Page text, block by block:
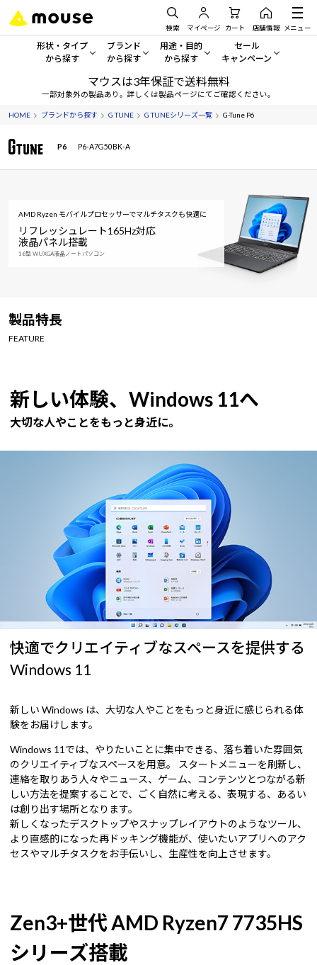
検索 マイページ カート 店舗情報 メニュー
形状・タイプ
から探す
形状・タイプから探す をすべてみる
デスクトップPC
ノートPC
ワークステーション
Windows 11
ブランド
から探す
mouse
G TUNE
NEXTGEAR
用途・目的
から探す
一般向けパソコン
ゲーミングPC・ゲーム向けパソコン
スペック/パーツ別
セール
キャンペーン
セール・キャンペー
期間限定セール
おすすめ目玉パソコン
今イチオシのパソコンをピ
Windows 11|Copilot+ PC
マウスは3年保証で送料無料
一部対象外の製品あり。詳しくは製品ページにてご確認ください。
HOME ブランドから探す G TUNE G TUNEシリーズ一覧 G-Tune P6
P6 P6-A7G50BK-A
AMD Ryzen モバイルプロセッサーでマルチタスクも快適に
リフレッシュレート165Hz対応
液晶パネル搭載
16型 WUXGA液晶ノートパソコン
製品特長
FEATURE
新しい体験、Windows 11へ
大切な人やことをもっと身近に。
快適でクリエイティブなスペースを提供する
Windows 11
新しい Windows は、大切な人やことをもっと身近に感じられる体
験をお届けします。
Windows 11では、やりたいことに集中できる、落ち着いた雰囲気
のクリエイティブなスペースを用意。 スタートメニューを刷新し、
連絡を取りあう人々やニュース、ゲーム、コンテンツとつながる新
しい方法を提案することで、ごく自然に考える、表現する、あるい
は創り出す場所となります。
新しくなったデスクトップやスナップレイアウトのようなツール、
より直感的になった再ドッキング機能が、使いたいアプリへのアク
セスやマルチタスクをお手伝いし、生産性を向上させます。
Zen3+世代 AMD Ryzen7 7735HS
シリーズ搭載